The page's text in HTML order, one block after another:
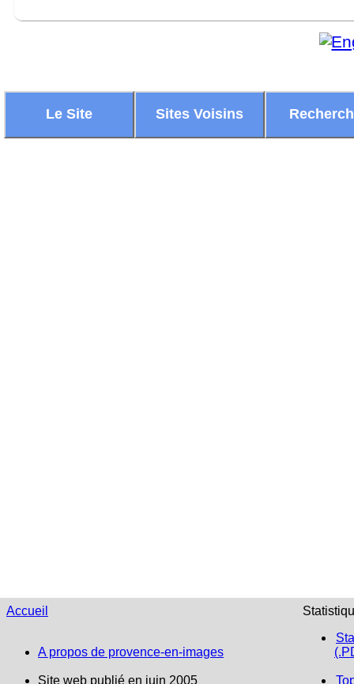
Le Site Sites Voisins
Accueil
A propos de provence-en-images
Site web publié en juin 2005